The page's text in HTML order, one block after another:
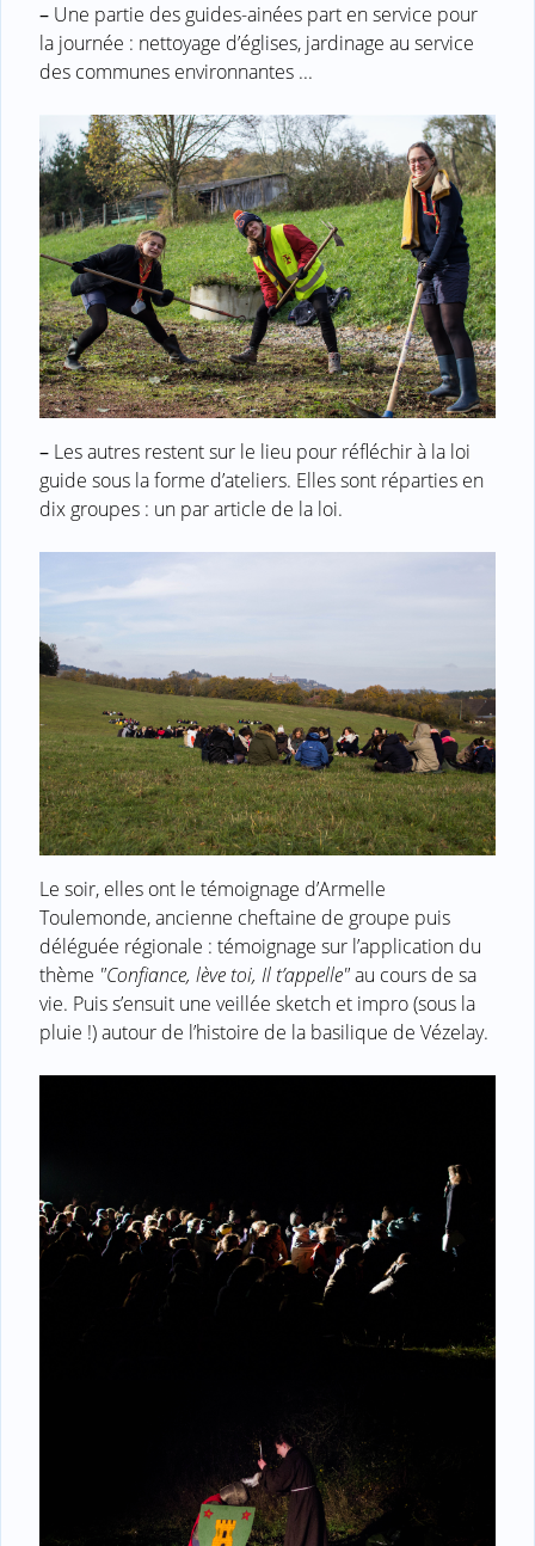
– Une partie des guides-ainées part en service pour
la journée : nettoyage d’églises, jardinage au service
des communes environnantes ...
– Les autres restent sur le lieu pour réfléchir à la loi
guide sous la forme d’ateliers. Elles sont réparties en
dix groupes : un par article de la loi.
Le soir, elles ont le témoignage d’Armelle
Toulemonde, ancienne cheftaine de groupe puis
déléguée régionale : témoignage sur l’application du
thème "Confiance, lève toi, Il t’appelle"au cours de sa
vie. Puis s’ensuit une veillée sketch et impro (sous la
pluie !) autour de l’histoire de la basilique de Vézelay.